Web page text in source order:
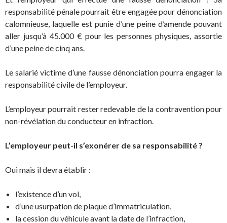
responsabilité pénale pourrait être engagée pour dénonciation
calomnieuse, laquelle est punie d’une peine d’amende pouvant
aller jusqu’à 45.000 € pour les personnes physiques, assortie
d’une peine de cinq ans.
Le salarié victime d’une fausse dénonciation pourra engager la
responsabilité civile de l’employeur.
L’employeur pourrait rester redevable de la contravention pour
non-révélation du conducteur en infraction.
L’employeur peut-il s’exonérer de sa responsabilité ?
Oui mais il devra établir :
l’existence d’un vol,
d’une usurpation de plaque d’immatriculation,
la cession du véhicule avant la date de l’infraction,